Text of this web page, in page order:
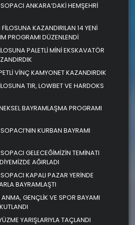
ANKARA’DAKİ HEMŞEHRİ
KAZANDIRILAN 14 YENİ
PROGRAMI DÜZENLENDİ
PALETLİ MİNİ EKSKAVATÖR
VİNÇ KAMYONET KAZANDIRDIK
TIR, LOWBET VE HARDOKS
BAYRAMLAŞMA PROGRAMI
KURBAN BAYRAMI
GELECEĞİMİZİN TEMİNATI
AĞIRLADI
KAPALI PAZAR YERİNDE
BAYRAMLAŞTI
ANMA, GENÇLİK VE SPOR BAYAMI
YARIŞLARIYLA TAÇLANDI